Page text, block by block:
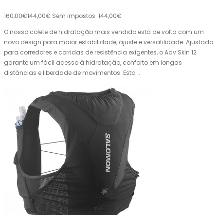
160,00€144,00€ Sem impostos: 144,00€
O nosso colete de hidratação mais vendido está de volta com um
novo design para maior estabilidade, ajuste e versatilidade. Ajustado
para corredores e corridas de resistência exigentes, o Adv Skin 12
garante um fácil acesso à hidratação, conforto em longas
distâncias e liberdade de movimentos. Esta ..